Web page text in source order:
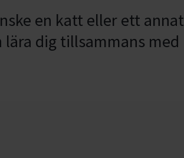
en katt eller ett annat
lära dig tillsammans med